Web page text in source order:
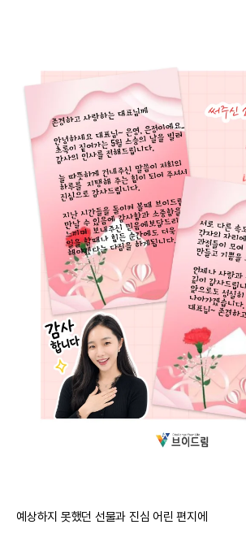
예상하지 못했던 선물과 진심 어린 편지에